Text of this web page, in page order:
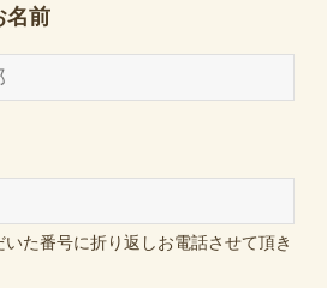
名前
た番号に折り返しお電話させて頂き